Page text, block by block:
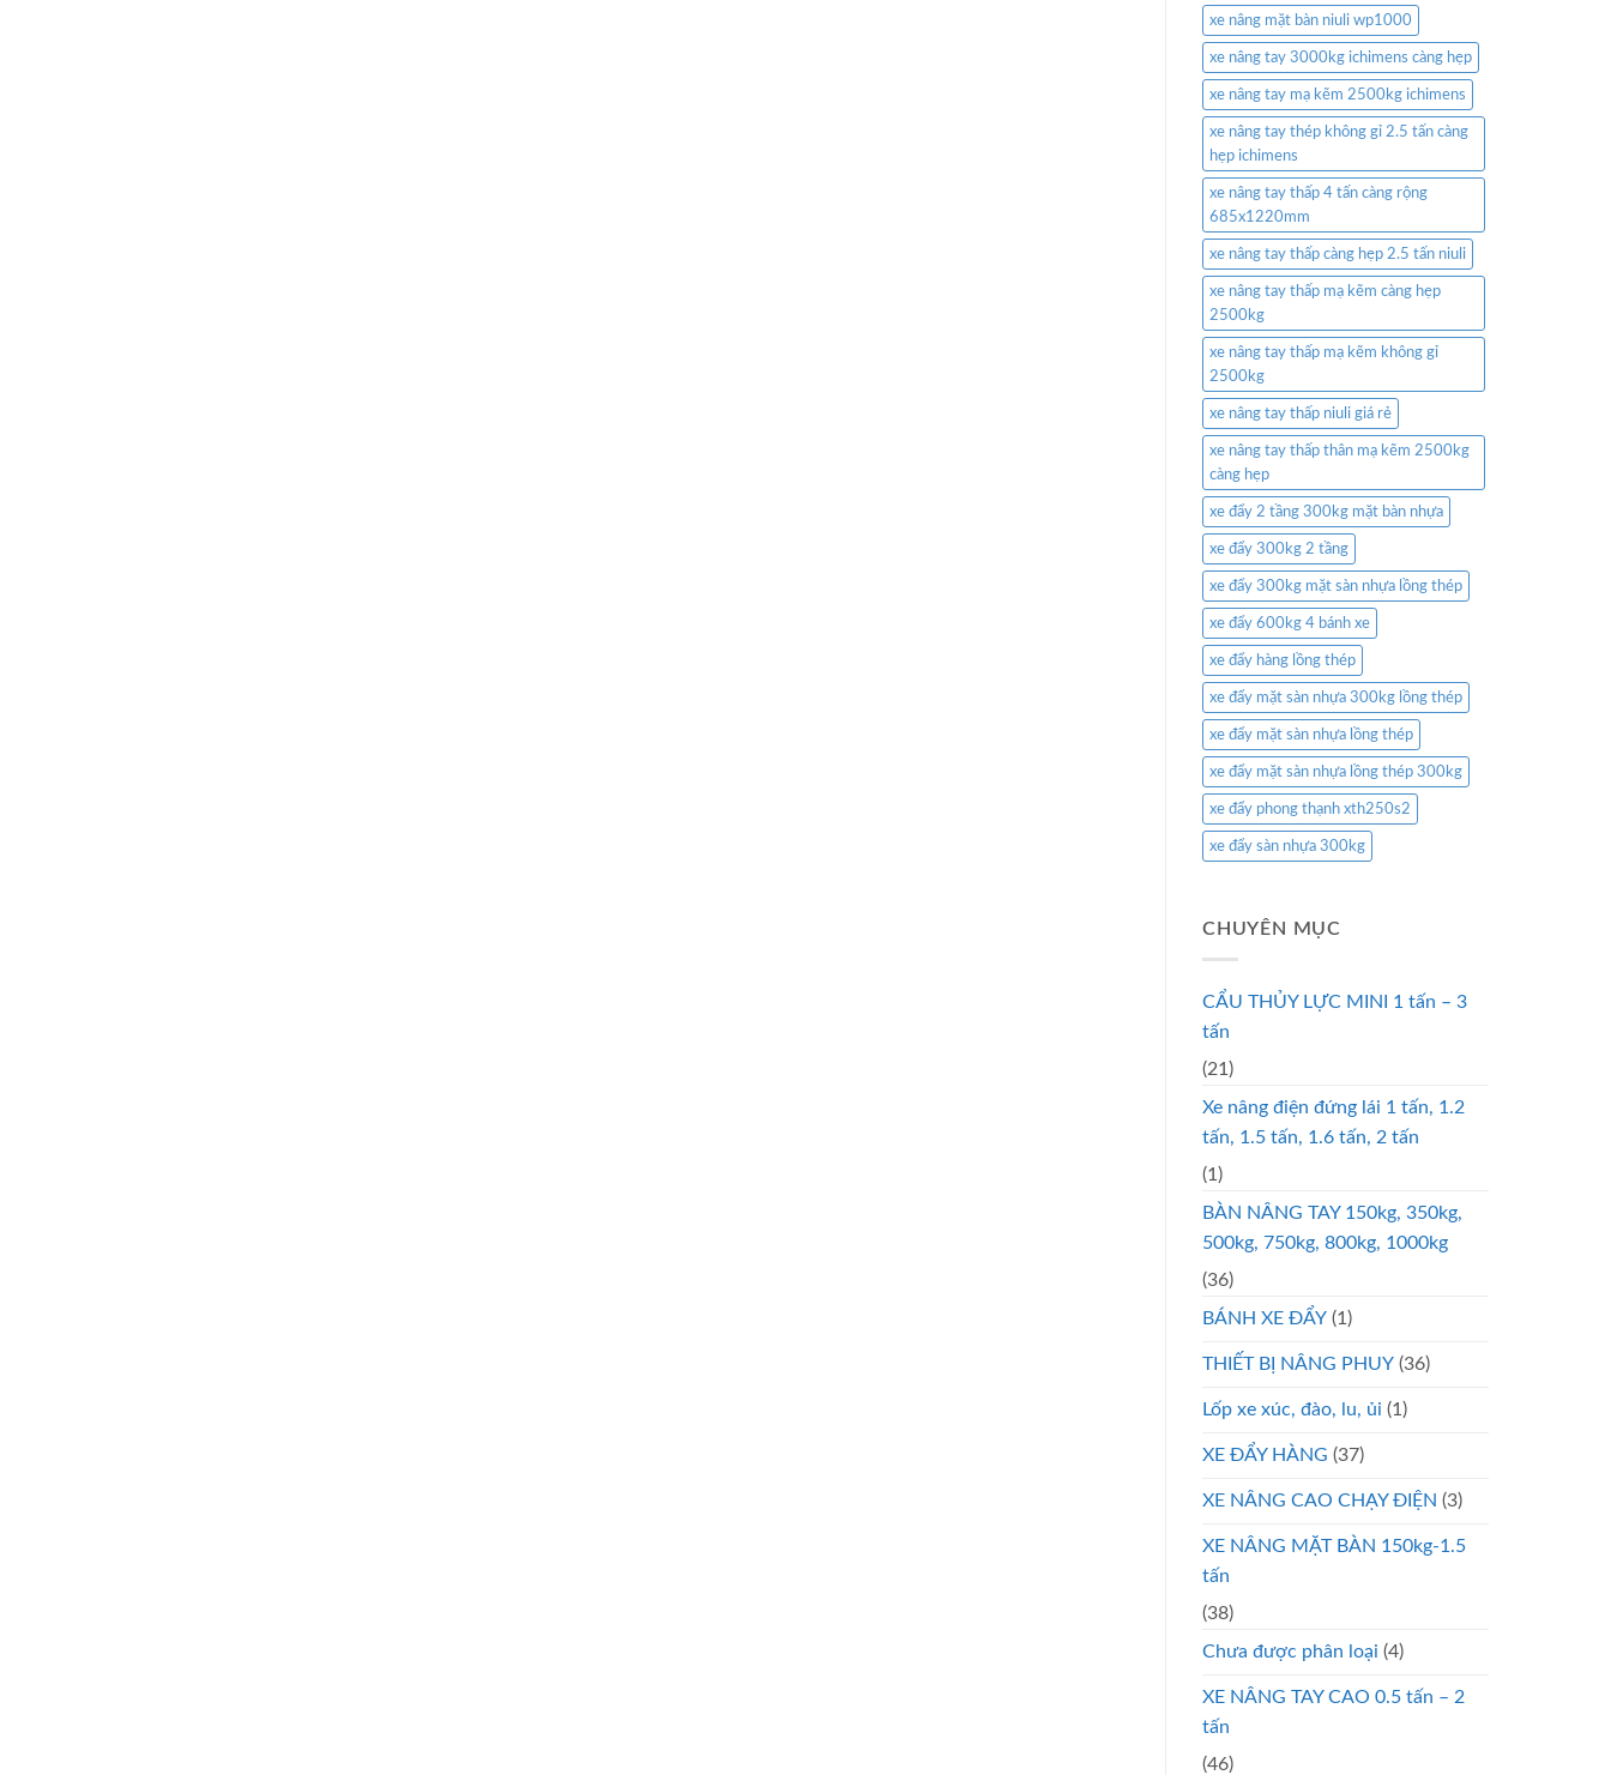
xe nâng mặt bàn niuli wp1000
xe nâng tay 3000kg ichimens càng hẹp
xe nâng tay mạ kẽm 2500kg ichimens
xe nâng tay thép không gỉ 2.5 tấn càng
hẹp ichimens
xe nâng tay thấp 4 tấn càng rộng
685x1220mm
xe nâng tay thấp càng hẹp 2.5 tấn niuli
xe nâng tay thấp mạ kẽm càng hẹp
2500kg
xe nâng tay thấp mạ kẽm không gỉ
2500kg
xe nâng tay thấp niuli giá rẻ
xe nâng tay thấp thân mạ kẽm 2500kg
càng hẹp
xe đẩy 2 tầng 300kg mặt bàn nhựa
xe đẩy 300kg 2 tầng
xe đẩy 300kg mặt sàn nhựa lồng thép
xe đẩy 600kg 4 bánh xe
xe đẩy hàng lồng thép
xe đẩy mặt sàn nhựa 300kg lồng thép
xe đẩy mặt sàn nhựa lồng thép
xe đẩy mặt sàn nhựa lồng thép 300kg
xe đẩy phong thạnh xth250s2
xe đẩy sàn nhựa 300kg
CHUYÊN MỤC
CẨU THỦY LỰC MINI 1 tấn – 3
tấn
(21)
Xe nâng điện đứng lái 1 tấn, 1.2
tấn, 1.5 tấn, 1.6 tấn, 2 tấn
(1)
BÀN NÂNG TAY 150kg, 350kg,
500kg, 750kg, 800kg, 1000kg
(36)
BÁNH XE ĐẨY (1)
THIẾT BỊ NÂNG PHUY (36)
Lốp xe xúc, đào, lu, ủi (1)
XE ĐẨY HÀNG (37)
XE NÂNG CAO CHẠY ĐIỆN (3)
XE NÂNG MẶT BÀN 150kg-1.5
tấn
(38)
Chưa được phân loại (4)
XE NÂNG TAY CAO 0.5 tấn – 2
tấn
(46)